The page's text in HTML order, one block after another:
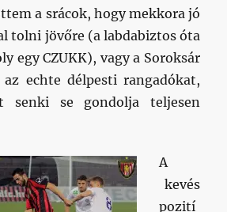
a srácok, hogy mekkora jó
tolni jövőre (a labdabiztos óta
egy CZUKK), vagy a Soroksár
echte délpesti rangadókat,
senki se gondolja teljesen
A
kevés
pozití